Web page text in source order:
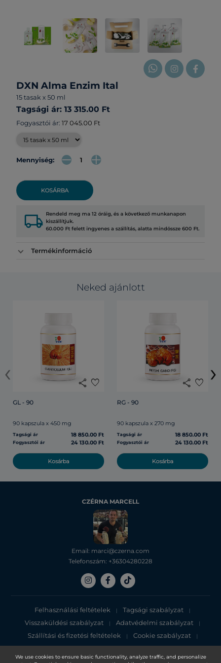
We use cookies to ensure basic functionality, analyze traffic, and personalize
DXN Alma Enzim Ital
15 tasak x 50 ml
Tagsági ár: 13 315.00 Ft
Fogyasztói ár: 17 045.00 Ft
Mennyiség:
KOSÁRBA
local_shipping Rendeld meg ma 12 óráig, és a következő munkanapon
kiszállítjuk.
60.000 Ft felett ingyenes a szállítás, alatta mindössze 600 Ft.
Termékinformáció
Neked ajánlott
share favorite
GL - 90
90 kapszula x 450 mg
Tagsági ár 18 850.00 Ft
Fogyasztói ár 24 130.00 Ft
Kosárba
share favorite
RG - 90
90 kapszula x 270 mg
Tagsági ár 18 850.00 Ft
Fogyasztói ár 24 130.00 Ft
Kosárba
‹ ›
CZÉRNA MARCELL
Email: marci@czerna.com
Telefonszám: +36304280228
Felhasználási feltételek | Tagsági szabályzat |
Visszaküldési szabályzat | Adatvédelmi szabályzat |
Szállítási és fizetési feltételek | Cookie szabályzat |
Adatvédelmi tájékoztató